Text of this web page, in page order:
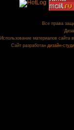
Все права
Использование материалов сайта
Сайт разработан дизайн-